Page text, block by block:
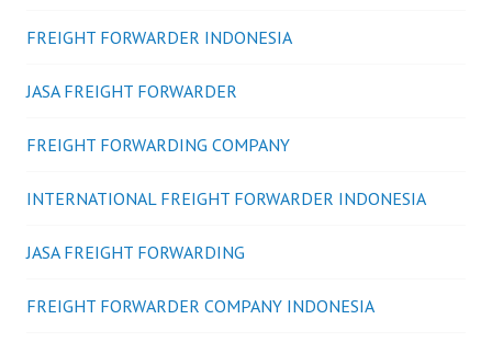
FREIGHT FORWARDER INDONESIA
JASA FREIGHT FORWARDER
FREIGHT FORWARDING COMPANY
INTERNATIONAL FREIGHT FORWARDER INDONESIA
JASA FREIGHT FORWARDING
FREIGHT FORWARDER COMPANY INDONESIA